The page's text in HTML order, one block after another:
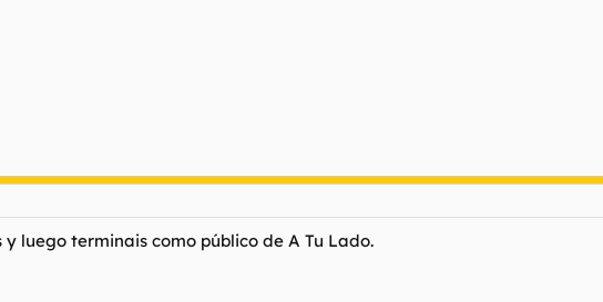
luego terminais como público de A Tu Lado.